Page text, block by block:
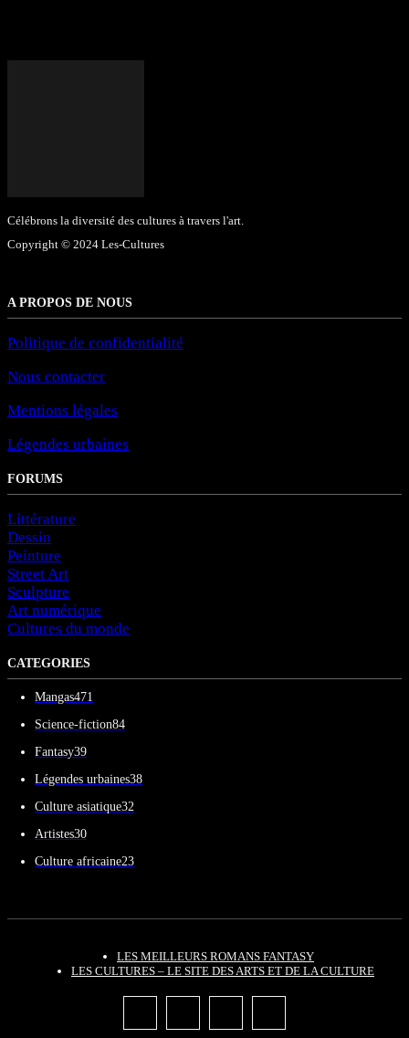
Célébrons la diversité des cultures à travers l'art.
Copyright © 2024 Les-Cultures
A PROPOS DE NOUS
Politique de confidentialité
Nous contacter
Mentions légales
Légendes urbaines
FORUMS
Littérature
Dessin
Peinture
Street Art
Sculpture
Art numérique
Cultures du monde
CATEGORIES
Mangas471
Science-fiction84
Fantasy39
Légendes urbaines38
Culture asiatique32
Artistes30
Culture africaine23
LES MEILLEURS ROMANS FANTASY
LES CULTURES – LE SITE DES ARTS ET DE LA CULTURE